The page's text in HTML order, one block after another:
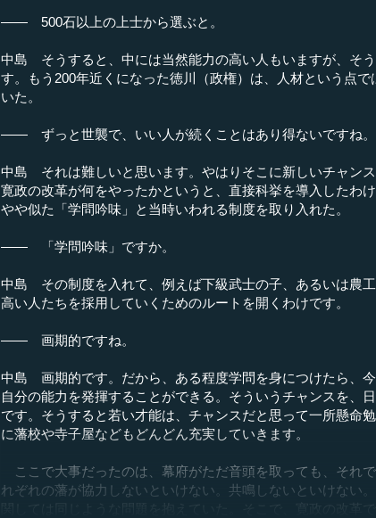
―― 500石以上の上士から選ぶと。
中島 そうすると、中には当然能力の高い人もいますが、そ
す。もう200年近くになった徳川（政権）は、人材という点で
いた。
―― ずっと世襲で、いい人が続くことはあり得ないですね。
中島 それは難しいと思います。やはりそこに新しいチャンス
寛政の改革が何をやったかというと、直接科挙を導入したわ
やや似た「学問吟味」と当時いわれる制度を取り入れた。
―― 「学問吟味」ですか。
中島 その制度を入れて、例えば下級武士の子、あるいは農
高い人たちを採用していくためのルートを開くわけです。
―― 画期的ですね。
中島 画期的です。だから、ある程度学問を身につけたら、
自分の能力を発揮することができる。そういうチャンスを、
です。そうすると若い才能は、チャンスだと思って一所懸命
に藩校や寺子屋などもどんどん充実していきます。
ここで大事だったのは、幕府がただ音頭を取っても、それ
れぞれの藩が協力しないといけない。共鳴しないといけない
関しては同じような問題を抱えていた。そこで、寛政の改革